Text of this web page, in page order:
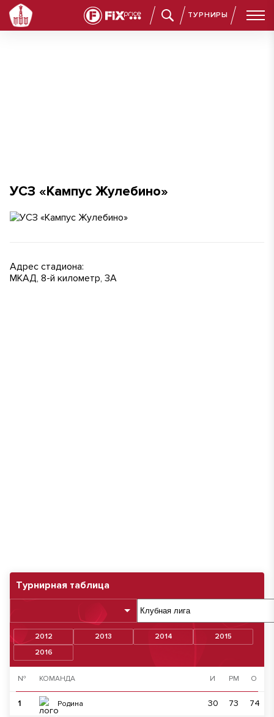
ТУРНИРЫ
УСЗ «Кампус Жулебино»
Турнирная таблица
2012 2013 2014
2015
2016
№ КОМАНДА И РМ О
1 Родина 30 73 74
УСЗ «Кампус Жулебино»
Адрес стадиона:
МКАД, 8-й километр, 3А